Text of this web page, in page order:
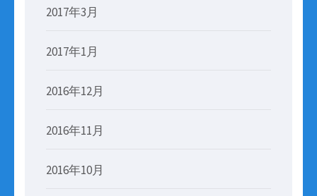
2017年3月
2017年1月
2016年12月
2016年11月
2016年10月